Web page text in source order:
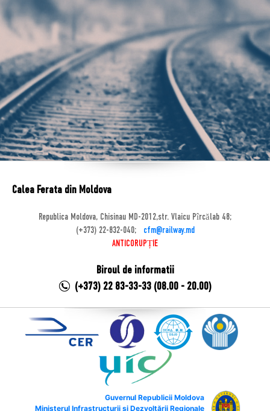
Calea Ferata din Moldova
Republica Moldova, Chisinau MD-2012,str. Vlaicu Pîrcălab 48;
(+373) 22-832-040;
cfm@railway.md
ANTICORUPȚIE
Biroul de informatii
(+373) 22 83-33-33 (08.00 - 20.00)
Guvernul Republicii Moldova
Ministerul Infrastructurii și Dezvoltării Regionale